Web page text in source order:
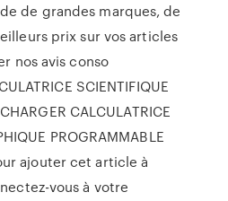
de grandes marques, de
prix sur vos articles
nos avis conso
SCIENTIFIQUE
CALCULATRICE
PROGRAMMABLE
ajouter cet article à
vous à votre